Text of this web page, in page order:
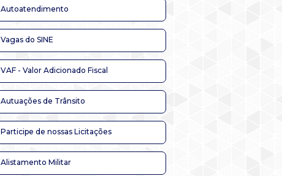
Autoatendimento
Vagas do SINE
VAF - Valor Adicionado Fiscal
Autuações de Trânsito
Participe de nossas Licitações
Alistamento Militar